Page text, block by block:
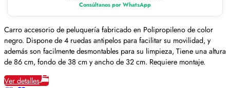
Consúltanos por WhatsApp
Carro accesorio de peluquería fabricado en Polipropileno de color
negro. Dispone de 4 ruedas antipelos para facilitar su movilidad, y
además son facilmente desmontables para su limpieza, Tiene una altura
de 86 cm, fondo de 38 cm y ancho de 32 cm. Requiere montaje.
Ver detalles